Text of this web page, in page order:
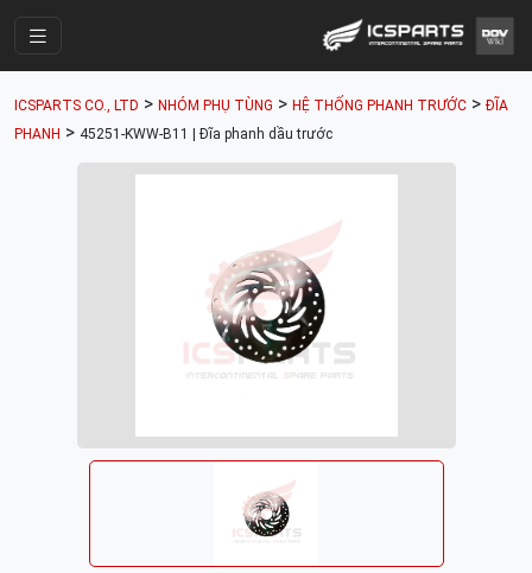
Cửa Hàng
Parts Catalogue
Nhóm Phụ Tùng
Tài khoản
ICSPARTS CO., LTD > NHÓM PHỤ TÙNG > HỆ THỐNG PHANH TRƯỚC > ĐĨA
PHANH > 45251-KWW-B11 | Đĩa phanh dầu trước